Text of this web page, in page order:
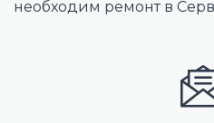
необходим ремонт в